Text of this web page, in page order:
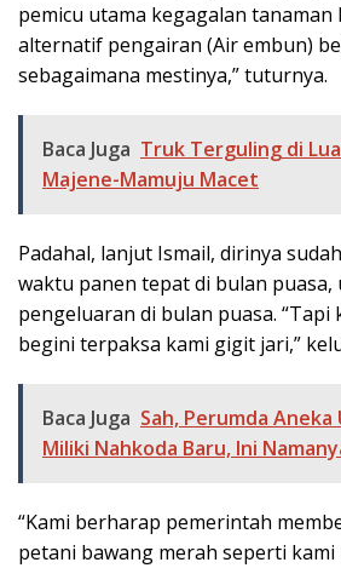
pemicu utama kegagalan tanaman
alternatif pengairan (Air embun)
sebagaimana mestinya,” tuturnya.
Baca Juga Truk Terguling di
Majene-Mamuju Macet
Padahal, lanjut Ismail, dirinya
waktu panen tepat di bulan
pengeluaran di bulan puasa. “Tapi
begini terpaksa kami gigit jari,”
Baca Juga Sah, Perumda Aneka
Miliki Nahkoda Baru, Ini
“Kami berharap pemerintah
petani bawang merah seperti kami